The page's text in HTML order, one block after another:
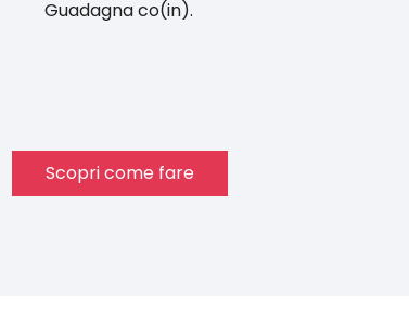
Guadagna co(in).
Scopri come fare